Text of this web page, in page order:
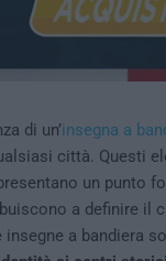
di un’insegna a
città. Questi
un punto
a definire il
a bandiera